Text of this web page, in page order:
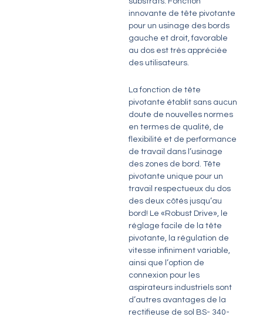
innovante de tête pivotante
pour un usinage des bords
gauche et droit, favorable
au dos est très appréciée
des utilisateurs.
La fonction de tête
pivotante établit sans aucun
doute de nouvelles normes
en termes de qualité, de
flexibilité et de performance
de travail dans l’usinage
des zones de bord. Tête
pivotante unique pour un
travail respectueux du dos
des deux côtés jusqu’au
bord! Le «Robust Drive», le
réglage facile de la tête
pivotante, la régulation de
vitesse infiniment variable,
ainsi que l’option de
connexion pour les
aspirateurs industriels sont
d’autres avantages de la
rectifieuse de sol BS- 340-